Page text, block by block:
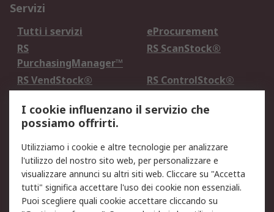
Servizi
Tutti i servizi
eProcurement
RS
PurchasingManager™
RS ScanStock®
RS VendStock®
RS ControlStock®
Legale
Informativa Cookie
Informativa Privacy -
Aggiornata
Email Security
Termini d'uso
Condizioni di vendita
Condizioni generali di
I cookie influenzano il servizio che
possiamo offrirti.
Utilizziamo i cookie e altre tecnologie per analizzare
l'utilizzo del nostro sito web, per personalizzare e
visualizzare annunci su altri siti web. Cliccare su "Accetta
tutti" significa accettare l'uso dei cookie non essenziali.
Puoi scegliere quali cookie accettare cliccando su